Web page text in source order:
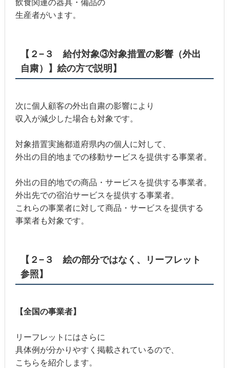
飲食関連の器具・備品の
生産者がいます。
【２−３ 給付対象③対象措置の影響（外出
自粛）】絵の方で説明】
次に個人顧客の外出自粛の影響により
収入が減少した場合も対象です。
対象措置実施都道府県内の個人に対して、
外出の目的地までの移動サービスを提供する事業者。
外出の目的地での商品・サービスを提供する事業者。
外出先での宿泊サービスを提供する事業者。
これらの事業者に対して商品・サービスを提供する
事業者も対象です。
【２−３ 絵の部分ではなく、リーフレット
参照】
【全国の事業者】
リーフレットにはさらに
具体例が分かりやすく掲載されているので、
こちらを紹介します。